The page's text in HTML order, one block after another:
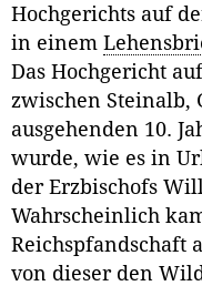
Hochgerichts auf
in einem
Das Hochgericht
zwischen Steinalb,
ausgehenden 10.
wurde, wie es in
der Erzbischofs
Wahrscheinlich
Reichspfandschaft
von dieser den